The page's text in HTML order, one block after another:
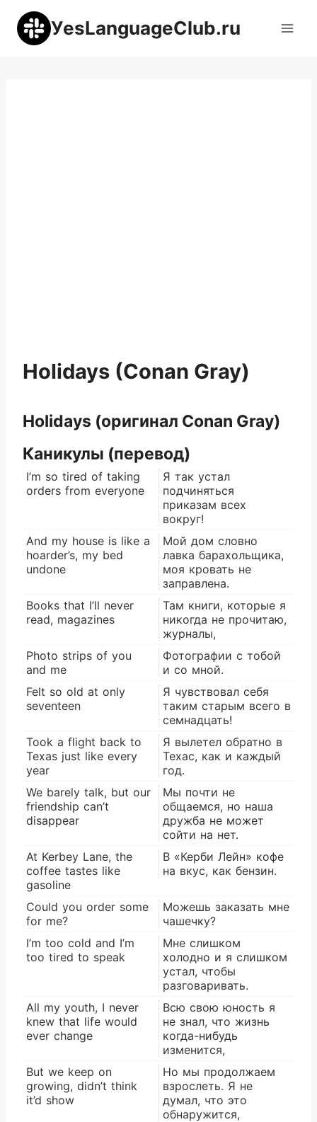
Перейти
содержимому
УesLanguageClub.ru
Holidays (Conan Gray)
Holidays (оригинал Conan Gray)
Каникулы (перевод)
I’m so tired of taking
orders from everyone
Я так устал
подчиняться
приказам всех
вокруг!
And my house is like a
hoarder’s, my bed
undone
Мой дом словно
лавка барахольщика,
моя кровать не
заправлена.
Books that I’ll never
read, magazines
Там книги, которые я
никогда не прочитаю,
журналы,
Photo strips of you
and me
Фотографии с тобой
и со мной.
Felt so old at only
seventeen
Я чувствовал себя
таким старым всего в
семнадцать!
Took a flight back to
Texas just like every
year
Я вылетел обратно в
Техас, как и каждый
год.
We barely talk, but our
friendship can’t
disappear
Мы почти не
общаемся, но наша
дружба не может
сойти на нет.
At Kerbey Lane, the
coffee tastes like
gasoline
В «Керби Лейн» кофе
на вкус, как бензин.
Could you order some
for me?
Можешь заказать мне
чашечку?
I’m too cold and I’m
too tired to speak
Мне слишком
холодно и я слишком
устал, чтобы
разговаривать.
All my youth, I never
knew that lifе would
ever change
Всю свою юность я
не знал, что жизнь
когда-нибудь
изменится,
But wе keep on
growing, didn’t think
it’d show
Но мы продолжаем
взрослеть. Я не
думал, что это
обнаружится,